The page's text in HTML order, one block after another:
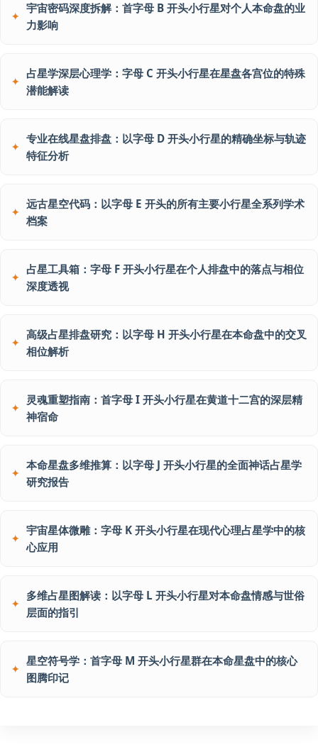
宇宙密码深度拆解：首字母 B 开头小行星对个人本命盘的业
力影响
占星学深层心理学：字母 C 开头小行星在星盘各宫位的特殊
潜能解读
专业在线星盘排盘：以字母 D 开头小行星的精确坐标与轨迹
特征分析
远古星空代码：以字母 E 开头的所有主要小行星全系列学术
档案
占星工具箱：字母 F 开头小行星在个人排盘中的落点与相位
深度透视
高级占星排盘研究：以字母 H 开头小行星在本命盘中的交叉
相位解析
灵魂重塑指南：首字母 I 开头小行星在黄道十二宫的深层精
神宿命
本命星盘多维推算：以字母 J 开头小行星的全面神话占星学
研究报告
宇宙星体微雕：字母 K 开头小行星在现代心理占星学中的核
心应用
多维占星图解读：以字母 L 开头小行星对本命盘情感与世俗
层面的指引
星空符号学：首字母 M 开头小行星群在本命星盘中的核心
图腾印记